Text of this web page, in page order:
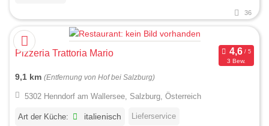
36
Pizzeria Trattoria Mario
3 Bew.
9,1 km (Entfernung von Hof bei Salzburg)
5302 Henndorf am Wallersee, Salzburg, Österreich
Art der Küche: italienisch Lieferservice